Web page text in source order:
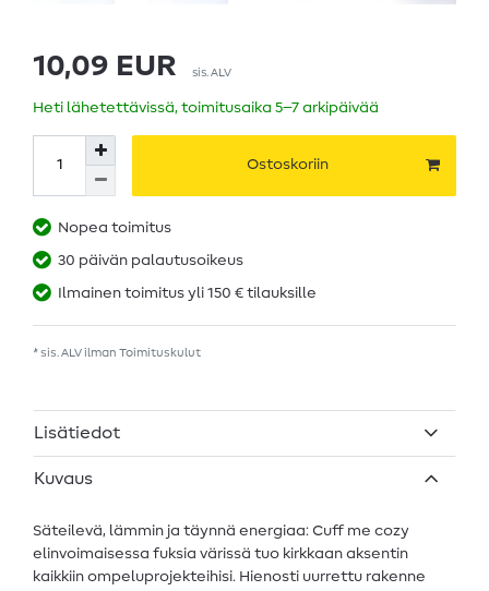
10,09 EUR sis. ALV
Heti lähetettävissä, toimitusaika 5–7 arkipäivää
Ostoskoriin
Nopea toimitus
30 päivän palautusoikeus
Ilmainen toimitus yli 150 € tilauksille
* sis. ALV ilman Toimituskulut
Lisätiedot
Kuvaus
Säteilevä, lämmin ja täynnä energiaa: Cuff me cozy
elinvoimaisessa fuksia värissä tuo kirkkaan aksentin
kaikkiin ompeluprojekteihisi. Hienosti uurrettu rakenne